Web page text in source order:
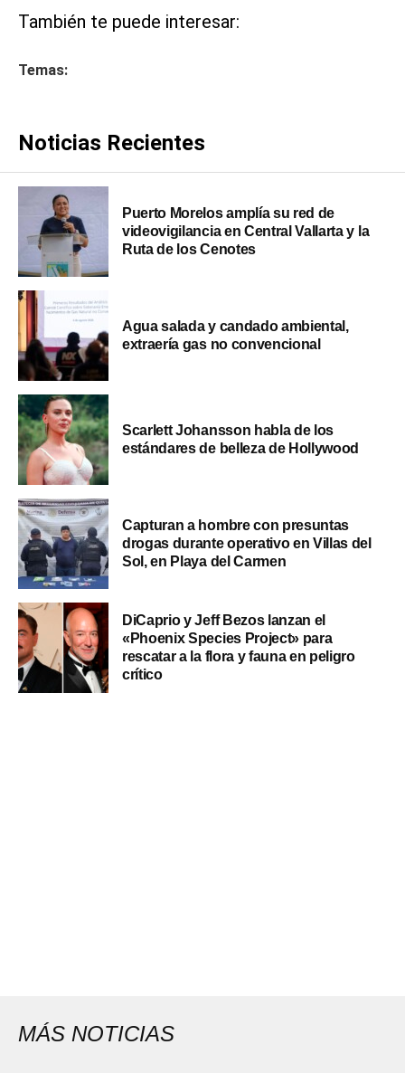
También te puede interesar:
Temas:
Noticias Recientes
Puerto Morelos amplía su red de
videovigilancia en Central Vallarta y la
Ruta de los Cenotes
Agua salada y candado ambiental,
extraería gas no convencional
Scarlett Johansson habla de los
estándares de belleza de Hollywood
Capturan a hombre con presuntas
drogas durante operativo en Villas del
Sol, en Playa del Carmen
DiCaprio y Jeff Bezos lanzan el
«Phoenix Species Project» para
rescatar a la flora y fauna en peligro
crítico
MÁS NOTICIAS